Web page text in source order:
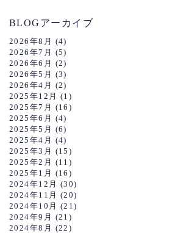
BLOGアーカイブ
2026年8月 (4)
2026年7月 (5)
2026年6月 (2)
2026年5月 (3)
2026年4月 (2)
2025年12月 (1)
2025年7月 (16)
2025年6月 (4)
2025年5月 (6)
2025年4月 (4)
2025年3月 (15)
2025年2月 (11)
2025年1月 (16)
2024年12月 (30)
2024年11月 (20)
2024年10月 (21)
2024年9月 (21)
2024年8月 (22)